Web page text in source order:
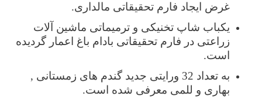
غرض ایجاد فارم تحقیقاتی مالداری.
یکباب شاپ تخنیکی و ترمیماتی ماشین آلات
زراعتی در فارم تحقیقاتی بادام باغ اعمار گردیده
است.
به تعداد 32 ورایتی جدید گندم های زمستانی ,
بهاری و للمی معرفی شده است.